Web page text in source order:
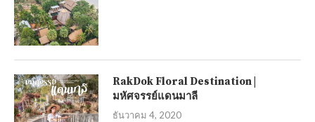
RakDok Floral Destination |
มหัศจรรย์แดนมาลี
ธันวาคม 4, 2020